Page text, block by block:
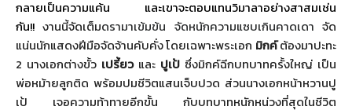
กลายเป็นความแค้น และเขาจะตอบแทนวิมาลาอย่างสาสมเช่น
กัน!! งานนี้จัดเต็มดรามาเข้มข้น จัดหนักความแซบเกินคาดเดาจัด
แน่นนักแสดงฝีมือจัดจ้านคับคั่ง โดยเฉพาะพระเอก มิกค์ต้องมาปะทะ
2 นางเอกต่างขั้ว เปรี้ยวและ ปูเป้ ซึ่งมิกค์ฉีกบทบาทครั้งใหญ่ เป็น
พ่อหม้ายลูกติด พร้อมปมชีวิตแสนเจ็บปวด ส่วนนางเอกหน้าหวานปู
เป้ เจอความท้าทายอีกขั้น กับบทบาทหนักหน่วงที่สุดในชีวิต